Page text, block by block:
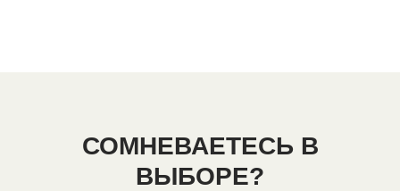
СОМНЕВАЕТЕСЬ В
ВЫБОРЕ?